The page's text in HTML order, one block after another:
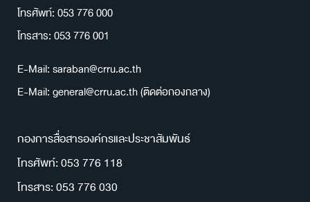
โทรศัพท์: 053 776 000
โทรสาร: 053 776 001
E-Mail: saraban@crru.ac.th
E-Mail: general@crru.ac.th (ติดต่อกองกลาง)
กองการสื่อสารองค์กรและประชาสัมพันธ์
โทรศัพท์: 053 776 118
โทรสาร: 053 776 030